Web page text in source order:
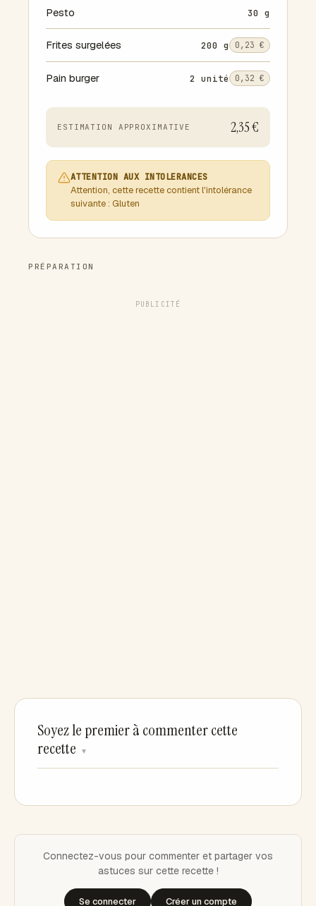
Pesto 30 g
Frites surgelées 200 g 0,23 €
Pain burger 2 unité 0,32 €
ESTIMATION APPROXIMATIVE 2,35 €
ATTENTION AUX INTOLERANCES
Attention, cette recette contient l'intolérance
suivante : Gluten
PRÉPARATION
PUBLICITÉ
Soyez le premier à commenter cette
recette
▼
Connectez-vous pour commenter et partager vos
astuces sur cette recette !
Se connecter Créer un compte